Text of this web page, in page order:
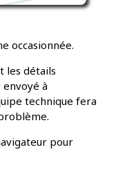
occasionnée.
les détails
à
technique fera
pour